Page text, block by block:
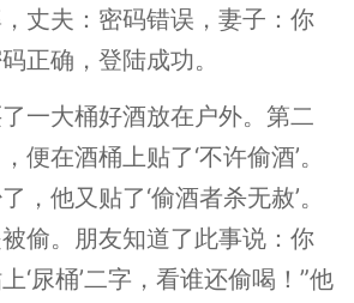
丈夫：密码错误，妻子：你
正确，登陆成功。
一大桶好酒放在户外。第二
便在酒桶上贴了‘不许偷酒’。
，他又贴了‘偷酒者杀无赦’。
偷。朋友知道了此事说：你
‘尿桶’二字，看谁还偷喝！”他